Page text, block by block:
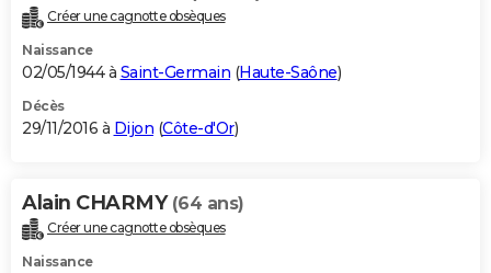
Créer une cagnotte obsèques
Naissance
02/05/1944 à Saint-Germain (Haute-Saône)
Décès
29/11/2016 à Dijon (Côte-d'Or)
Alain CHARMY (64 ans)
Créer une cagnotte obsèques
Naissance